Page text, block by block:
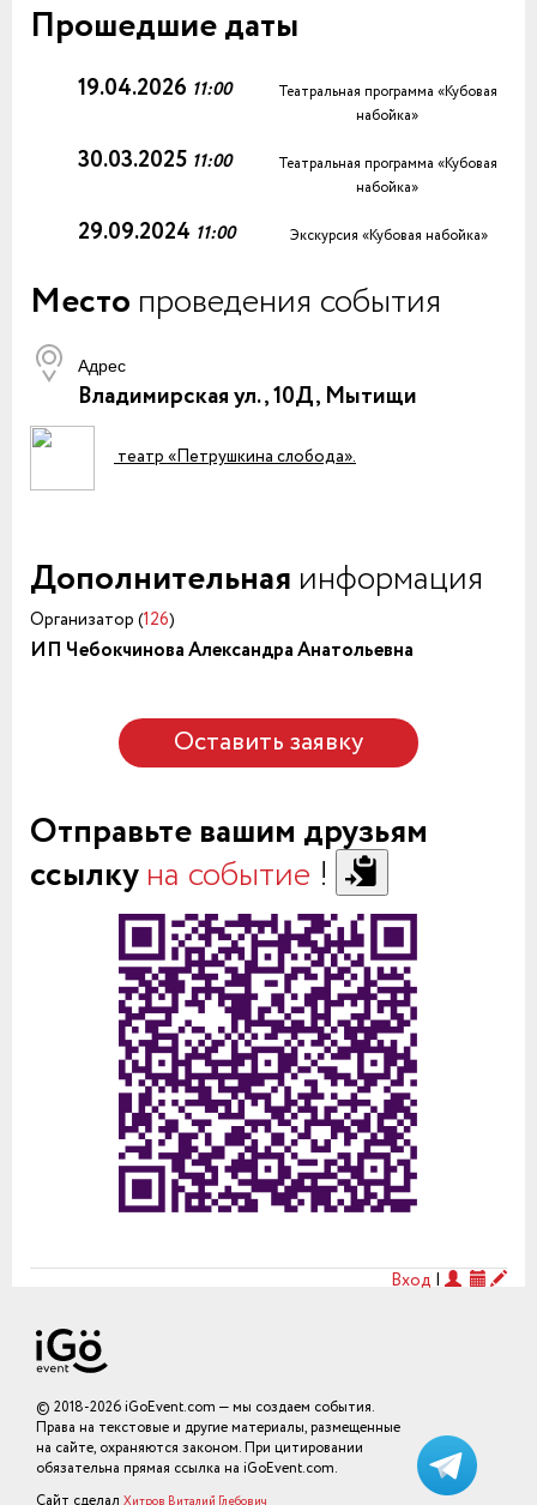
Прошедшие даты
19.04.2026 11:00
Театральная программа «Кубовая
набойка»
30.03.2025 11:00
Театральная программа «Кубовая
набойка»
29.09.2024 11:00 Экскурсия «Кубовая набойка»
Место проведения события
Адрес
Владимирская ул., 10Д, Мытищи
театр «Петрушкина слобода».
Дополнительная информация
Организатор (126)
ИП Чебокчинова Александра Анатольевна
Оставить заявку
Отправьте вашим друзьям
ссылкуна событие !
Вход |
© 2018-2026 iGoEvent.com — мы создаем события.
Права на текстовые и другие материалы, размещенные
на сайте, охраняются законом. При цитировании
обязательна прямая ссылка на iGoEvent.com.
Сайт сделал